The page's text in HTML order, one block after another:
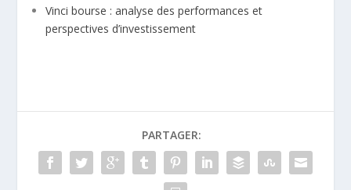
Vinci bourse : analyse des performances et
perspectives d’investissement
PARTAGER: